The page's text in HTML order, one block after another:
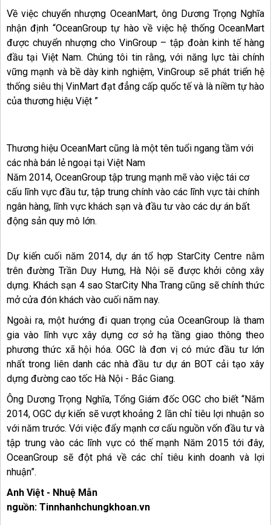
Về việc chuyển nhượng OceanMart, ông Dương Trọng Nghĩa
nhận định “OceanGroup tự hào về việc hệ thống OceanMart
được chuyển nhượng cho VinGroup – tập đoàn kinh tế hàng
đầu tại Việt Nam. Chúng tôi tin rằng, với năng lực tài chính
vững mạnh và bề dày kinh nghiệm, VinGroup sẽ phát triển hệ
thống siêu thị VinMart đạt đẳng cấp quốc tế và là niềm tự hào
của thương hiệu Việt ”
Thương hiệu OceanMart cũng là một tên tuổi ngang tầm với
các nhà bán lẻ ngoại tại Việt Nam
Năm 2014, OceanGroup tập trung mạnh mẽ vào việc tái cơ
cấu lĩnh vực đầu tư, tập trung chính vào các lĩnh vực tài chính
ngân hàng, lĩnh vực khách sạn và đầu tư vào các dự án bất
động sản quy mô lớn.
Dự kiến cuối năm 2014, dự án tổ hợp StarCity Centre nằm
trên đường Trần Duy Hưng, Hà Nội sẽ được khởi công xây
dựng. Khách sạn 4 sao StarCity Nha Trang cũng sẽ chính thức
mở cửa đón khách vào cuối năm nay.
Ngoài ra, một hướng đi quan trọng của OceanGroup là tham
gia vào lĩnh vực xây dựng cơ sở hạ tầng giao thông theo
phương thức xã hội hóa. OGC là đơn vị có mức đầu tư lớn
nhất trong liên danh các nhà đầu tư dự án BOT cải tạo xây
dựng đường cao tốc Hà Nội - Bắc Giang.
Ông Dương Trọng Nghĩa, Tổng Giám đốc OGC cho biết “Năm
2014, OGC dự kiến sẽ vượt khoảng 2 lần chỉ tiêu lợi nhuận so
với năm trước. Với việc đẩy mạnh cơ cấu nguồn vốn đầu tư và
tập trung vào các lĩnh vực có thế mạnh Năm 2015 tới đây,
OceanGroup sẽ đột phá về các chỉ tiêu kinh doanh và lợi
nhuận”.
Anh Việt - Nhuệ Mẫn
nguồn: Tinnhanhchungkhoan.vn